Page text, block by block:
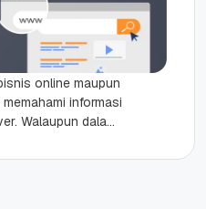
online maupun
informasi
Walaupun dalam